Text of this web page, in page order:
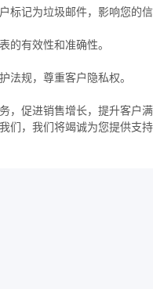
标记为垃圾邮件，影响您的信
的有效性和准确性。
法规，尊重客户隐私权。
，促进销售增长，提升客户
，我们将竭诚为您提供支